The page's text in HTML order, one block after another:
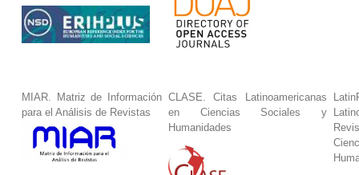
MIAR. Matriz de Información
para el Análisis de Revistas
CLASE. Citas Latinoamericanas
en Ciencias Sociales y
Humanidades